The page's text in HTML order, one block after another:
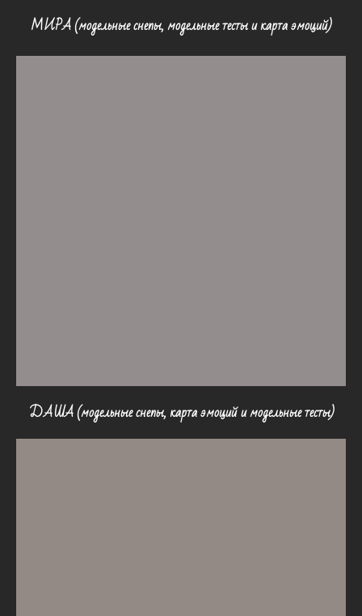
МИРА (модельные снепы, модельные тесты и карта эмоций)
ДАША (модельные снепы, карта эмоций и модельные тесты)